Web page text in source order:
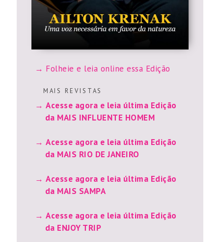
Folheie e leia online essa Edição
M A I S R E V I S T A S
Acesse agora e leia última Edição
da MAIS INFLUENTE HOMEM
Acesse agora e leia última Edição
da MAIS RIO DE JANEIRO
Acesse agora e leia última Edição
da MAIS SAMPA
Acesse agora e leia última Edição
da ENJOY TRIP